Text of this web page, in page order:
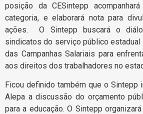
posição da CESintepp
categoria, e elaborará nota para
ações. O Sintepp buscará o
sindicatos do serviço público estadual
das Campanhas Salariais para
aos direitos dos trabalhadores no
Ficou definido também que o Sintepp
Alepa a discussão do orçamento
para a educação. O Sintepp